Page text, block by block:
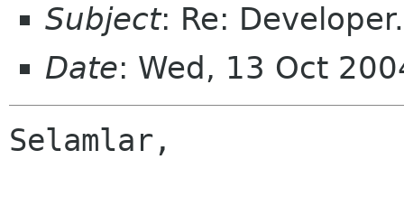
Subject: Re:
Date: Wed, 13 Oct
Selamlar,